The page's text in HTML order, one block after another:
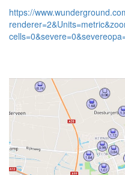
https://